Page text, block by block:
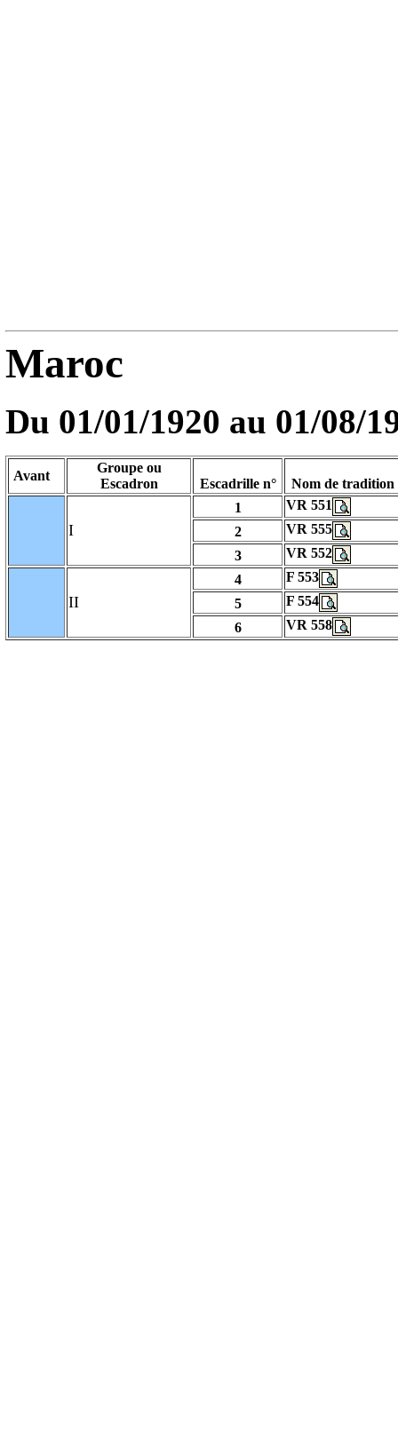
Maroc
Du 01/01/1920 au 01/08/
Avant
Groupe ou
Escadron
Escadrille n° Nom de tradition
I
1
VR 551
2
VR 555
3
VR 552
II
4
F 553
5
F 554
6
VR 558